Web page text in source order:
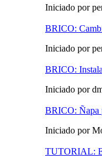
Iniciado por
BRICO:
Iniciado por
BRICO:
Iniciado por
BRICO: Ñapa
Iniciado por
TUTORIAL: